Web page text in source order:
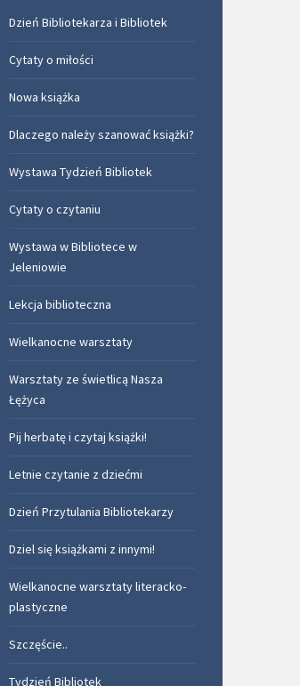
Dzień Bibliotekarza i Bibliotek
Cytaty o miłości
Nowa książka
Dlaczego należy szanować książki?
Wystawa Tydzień Bibliotek
Cytaty o czytaniu
Wystawa w Bibliotece w
Jeleniowie
Lekcja biblioteczna
Wielkanocne warsztaty
Warsztaty ze świetlicą Nasza
Łężyca
Pij herbatę i czytaj książki!
Letnie czytanie z dziećmi
Dzień Przytulania Bibliotekarzy
Dziel się książkami z innymi!
Wielkanocne warsztaty literacko-
plastyczne
Szczęście..
Tydzień Bibliotek